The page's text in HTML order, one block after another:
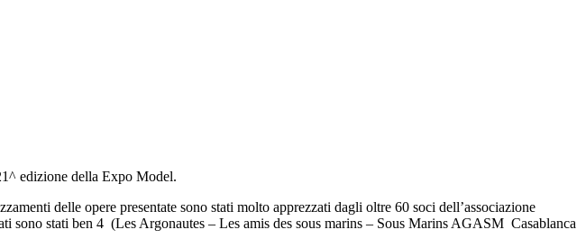
edizione della Expo Model.
delle opere presentate sono stati molto apprezzati dagli oltre 60 soci dell’associazione
sono stati ben 4 (Les Argonautes – Les amis des sous marins – Sous Marins AGASM Casablanca